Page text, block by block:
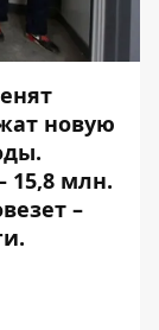
новую
15,8 млн.
–
.